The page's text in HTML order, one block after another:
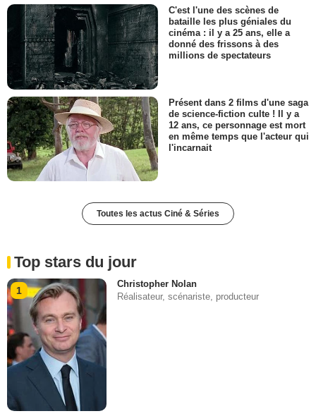
C'est l'une des scènes de
bataille les plus géniales du
cinéma : il y a 25 ans, elle a
donné des frissons à des
millions de spectateurs
Présent dans 2 films d'une saga
de science-fiction culte ! Il y a
12 ans, ce personnage est mort
en même temps que l'acteur qui
l'incarnait
Toutes les actus Ciné & Séries
Top stars du jour
1
Christopher Nolan
Réalisateur, scénariste, producteur